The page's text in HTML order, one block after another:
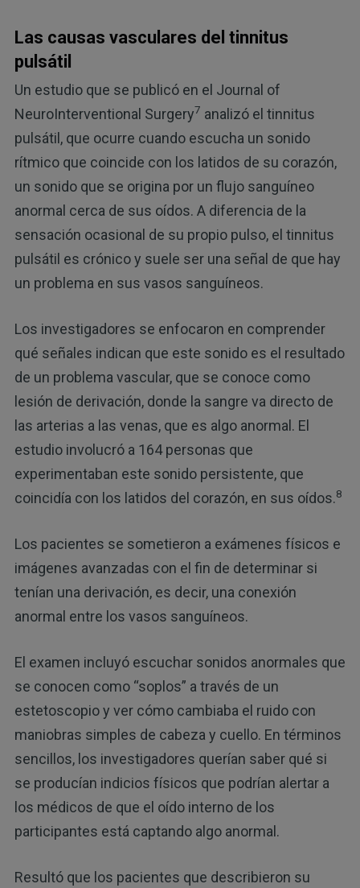
Las causas vasculares del tinnitus
pulsátil
Un estudio que se publicó en el Journal of
NeuroInterventional Surgery7 analizó el tinnitus
pulsátil, que ocurre cuando escucha un sonido
rítmico que coincide con los latidos de su corazón,
un sonido que se origina por un flujo sanguíneo
anormal cerca de sus oídos. A diferencia de la
sensación ocasional de su propio pulso, el tinnitus
pulsátil es crónico y suele ser una señal de que hay
un problema en sus vasos sanguíneos.
Los investigadores se enfocaron en comprender
qué señales indican que este sonido es el resultado
de un problema vascular, que se conoce como
lesión de derivación, donde la sangre va directo de
las arterias a las venas, que es algo anormal. El
estudio involucró a 164 personas que
experimentaban este sonido persistente, que
coincidía con los latidos del corazón, en sus oídos.8
Los pacientes se sometieron a exámenes físicos e
imágenes avanzadas con el fin de determinar si
tenían una derivación, es decir, una conexión
anormal entre los vasos sanguíneos.
El examen incluyó escuchar sonidos anormales que
se conocen como “soplos” a través de un
estetoscopio y ver cómo cambiaba el ruido con
maniobras simples de cabeza y cuello. En términos
sencillos, los investigadores querían saber qué si
se producían indicios físicos que podrían alertar a
los médicos de que el oído interno de los
participantes está captando algo anormal.
Resultó que los pacientes que describieron su